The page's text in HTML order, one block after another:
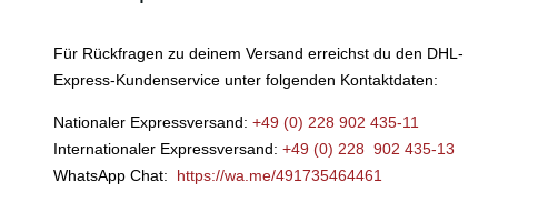
Für Rückfragen zu deinem Versand erreichst du den DHL-
Express-Kundenservice unter folgenden Kontaktdaten:
Nationaler Expressversand: +49 (0) 228 902 435-11
Internationaler Expressversand: +49 (0) 228 902 435-13
WhatsApp Chat: https://wa.me/491735464461